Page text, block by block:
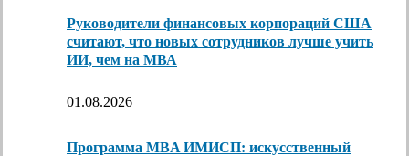
Руководители финансовых корпораций США
считают, что новых сотрудников лучше учить
ИИ, чем на МВА
01.08.2026
Программа MBA ИМИСП: искусственный